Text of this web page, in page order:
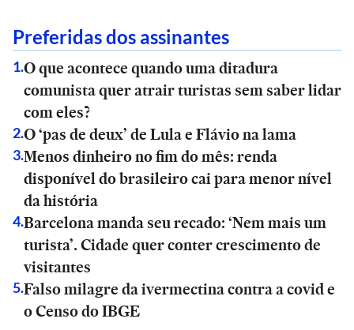
Preferidas dos assinantes
1.O que acontece quando uma ditadura
comunista quer atrair turistas sem saber lidar
com eles?
2.O ‘pas de deux’ de Lula e Flávio na lama
3.Menos dinheiro no fim do mês: renda
disponível do brasileiro cai para menor nível
da história
4.Barcelona manda seu recado: ‘Nem mais um
turista’. Cidade quer conter crescimento de
visitantes
5.Falso milagre da ivermectina contra a covid e
o Censo do IBGE